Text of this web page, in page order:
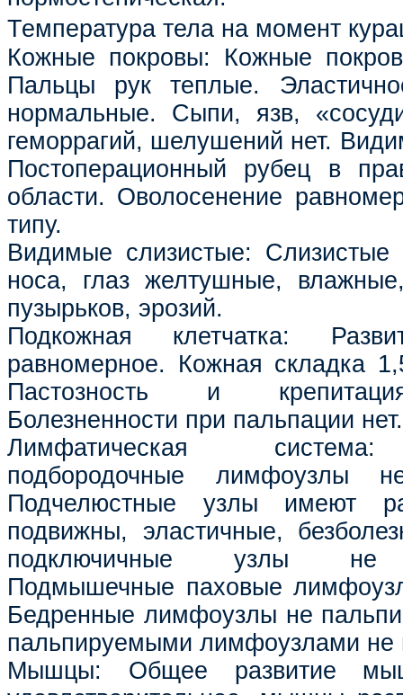
Температура тела на момент
Кожные покровы: Кожные
Пальцы рук теплые.
нормальные. Сыпи, язв,
геморрагий, шелушений нет.
Постоперационный рубец в
области. Оволосенение
типу.
Видимые слизистые: Слизистые
носа, глаз желтушные,
пузырьков, эрозий.
Подкожная клетчатка:
равномерное. Кожная складка
Пастозность и
Болезненности при пальпации нет.
Лимфатическая
подбородочные лимфоузлы
Подчелюстные узлы имеют
подвижны, эластичные,
подключичные узлы не
Подмышечные паховые
Бедренные лимфоузлы не
пальпируемыми лимфоузлами не
Мышцы: Общее развитие